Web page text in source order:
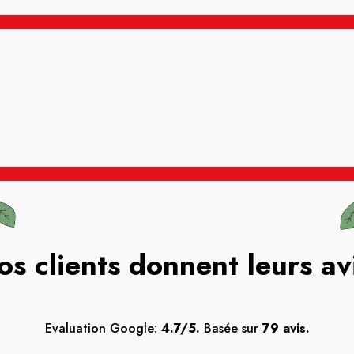
clients donnent leurs
Evaluation Google: 4.7/5. Basée sur 79 avis.